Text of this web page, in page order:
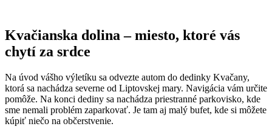
Kvačianska dolina – miesto, ktoré vás
chytí za srdce
Na úvod vášho výletíku sa odvezte autom do dedinky Kvačany,
ktorá sa nachádza severne od Liptovskej mary. Navigácia vám určite
pomôže. Na konci dediny sa nachádza priestranné parkovisko, kde
sme nemali problém zaparkovať. Je tam aj malý bufet, kde si môžete
kúpiť niečo na občerstvenie.